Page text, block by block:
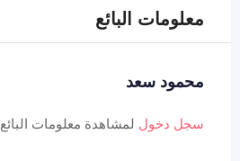
معلومات البائع
محمود سعد
سجل دخول لمشاهدة معلومات البائع